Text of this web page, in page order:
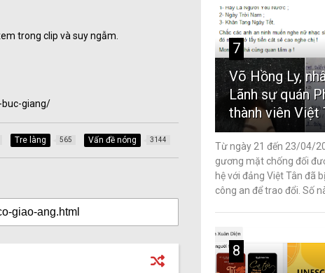
trong clip và suy ngẫm.
giang/
Tre làng 565 Vấn đề nóng 3144
7
Võ Hồng Ly,
Lãnh sự quán
thành viên Việt
Từ ngày 21 đến 23/04/
gương mặt chống đối
hệ với đảng Việt Tân đã
công an để trao đổi. Số
8